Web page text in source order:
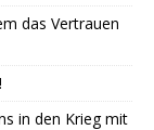
das Vertrauen
in den Krieg mit